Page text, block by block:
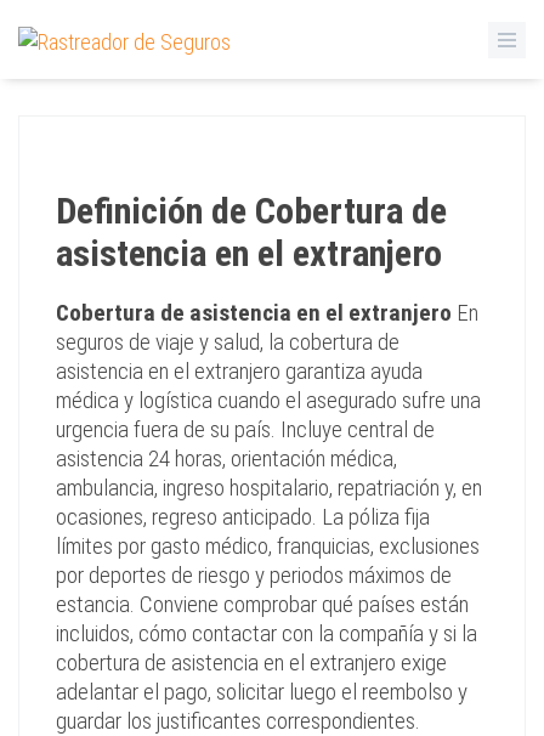
Definición de Cobertura de
asistencia en el extranjero
Cobertura de asistencia en el extranjero En
seguros de viaje y salud, la cobertura de
asistencia en el extranjero garantiza ayuda
médica y logística cuando el asegurado sufre una
urgencia fuera de su país. Incluye central de
asistencia 24 horas, orientación médica,
ambulancia, ingreso hospitalario, repatriación y, en
ocasiones, regreso anticipado. La póliza fija
límites por gasto médico, franquicias, exclusiones
por deportes de riesgo y periodos máximos de
estancia. Conviene comprobar qué países están
incluidos, cómo contactar con la compañía y si la
cobertura de asistencia en el extranjero exige
adelantar el pago, solicitar luego el reembolso y
guardar los justificantes correspondientes.